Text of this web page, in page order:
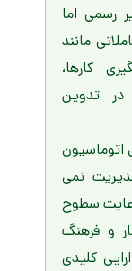
رسمی اما
مانند
کارها،
تدوین
اتوماسیون
نمی
رعایت سطوح
و فرهنگ
کلیدی